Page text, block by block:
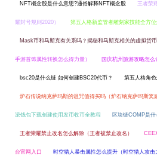
NFT概念股是什么意思?通俗解释NFT概念股 王者荣
耀封号规则2020） 第五人格新监管者雕刻家技能全方
Mask币和马斯克有关系吗？揭秘和马斯克相关的虚拟货币
手游首饰属性转换怎么得力量） 国庆杭州旅游攻略怎
bsc20是什么链 如何创建BSC20代币？ 第五人格角
炉石传说纳克萨玛斯的诅咒值得买吗（炉石纳克萨玛斯奖
派钱包下载创建使用发币收币全教程 区块链COMP是
王者荣耀禁止改名怎么解除（王者被禁止改名）
台官网入口 时空猎人暴击属性怎么提升（时空猎人攻击